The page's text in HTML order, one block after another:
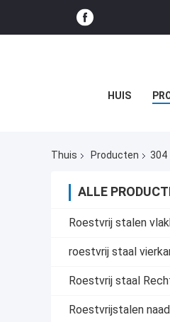
HUIS
Thuis Producten 304
ALLE
Roestvrij stalen
roestvrij staal
Roestvrij staal
Roestvrijstalen